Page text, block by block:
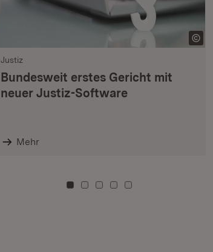
Justiz
Bundesweit erstes Gericht mit
neuer Justiz-Software
Mehr
Zu Kachel: 0
Zu Kachel: 3
Zu Kachel: 6
Zu Kachel: 9
Zu Kachel: 12